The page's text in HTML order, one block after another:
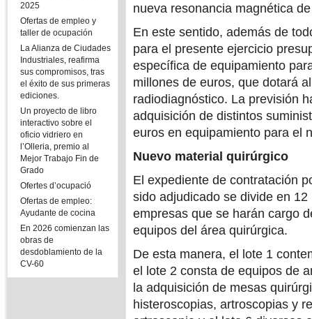
2025
Ofertas de empleo y
taller de ocupación
La Alianza de Ciudades
Industriales, reafirma
sus compromisos, tras
el éxito de sus primeras
ediciones.
Un proyecto de libro
interactivo sobre el
oficio vidriero en
l’Olleria, premio al
Mejor Trabajo Fin de
Grado
Ofertes d’ocupació
Ofertas de empleo:
Ayudante de cocina
En 2026 comienzan las
obras de
desdoblamiento de la
CV-60
nueva resonancia magnética
En este sentido, además de
para el presente ejercicio
específica de equipamiento
millones de euros, que dotará
radiodiagnóstico. La previsión
adquisición de distintos
euros en equipamiento para el
Nuevo material quirúrgico
El expediente de contratación
sido adjudicado se divide en
empresas que se harán cargo
equipos del área quirúrgica.
De esta manera, el lote 1
el lote 2 consta de equipos de
la adquisición de mesas
histeroscopias, artroscopias y